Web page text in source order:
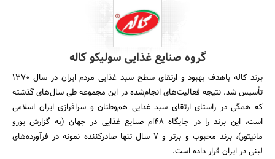
گروه صنایع غذایی سولیکو کاله
برند کاله باهدف بهبود و ارتقای سطح سبد غذایی مردم ایران در سال ۱۳۷۰
تأسیس شد. نتیجه فعالیت‌های انجام‌شده در این مجموعه طی سال‌های گذشته
که همگی در راستای ارتقای سبد غذایی هم‌وطنان و سرافرازی ایران اسلامی
است، این برند را در جایگاه ۴۸ام صنایع غذایی در جهان (به گزارش یورو
مانیتور)، برند محبوب و برتر و ۷ سال تنها صادرکننده نمونه در فرآورده‌های
لبنی در ایران قرار داده است.